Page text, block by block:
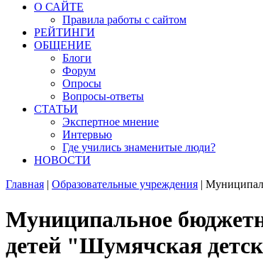
О САЙТЕ
Правила работы с сайтом
РЕЙТИНГИ
ОБЩЕНИЕ
Блоги
Форум
Опросы
Вопросы-ответы
СТАТЬИ
Экспертное мнение
Интервью
Где учились знаменитые люди?
НОВОСТИ
Главная | Образовательные учреждения |
Муниципальное
детей "Шумячская